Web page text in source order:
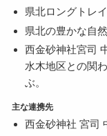
県北ロングトレ
県北の豊かな自
西金砂神社宮司
水木地区との関
ぶ。
主な連携先
西金砂神社 宮司